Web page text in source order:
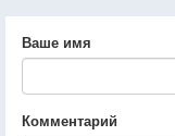
Ваше имя
Комментарий